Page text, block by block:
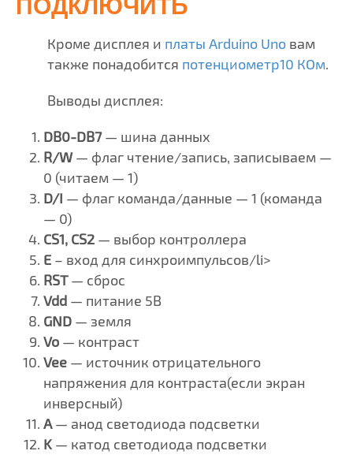
ПОДКЛЮЧИТЬ
Кроме дисплея и платы Arduino Uno вам
также понадобится потенциометр10 КОм.
Выводы дисплея:
DB0-DB7— шина данных
R/W— флаг чтение/запись, записываем —
0 (читаем — 1)
D/I — флаг команда/данные — 1 (команда
— 0)
CS1, CS2 — выбор контроллера
E – вход для синхроимпульсов/li>
RST— сброс
Vdd — питание 5В
GND — земля
Vo — контраст
Vee — источник отрицательного
напряжения для контраста(если экран
инверсный)
A— анод светодиода подсветки
K — катод светодиода подсветки